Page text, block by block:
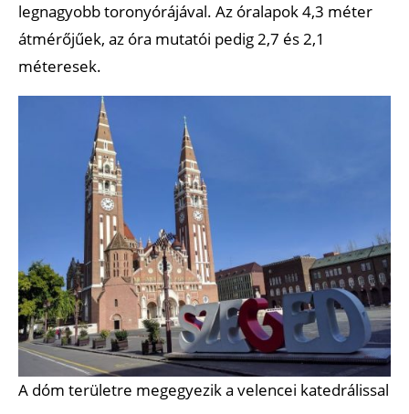
legnagyobb toronyórájával. Az óralapok 4,3 méter
átmérőjűek, az óra mutatói pedig 2,7 és 2,1
méteresek.
A dóm területre megegyezik a velencei katedrálissal